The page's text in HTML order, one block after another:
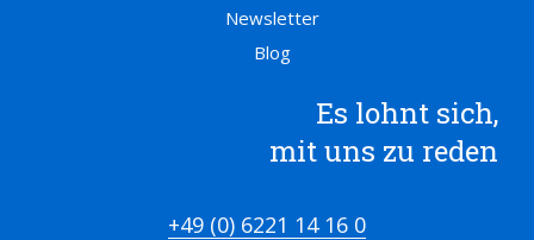
Newsletter
Blog
Es lohnt sich,
mit uns zu reden
+49 (0) 6221 14 16 0